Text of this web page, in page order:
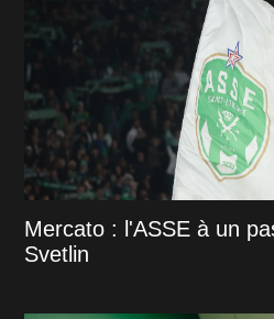
Mercato : l'ASSE à un
Svetlin